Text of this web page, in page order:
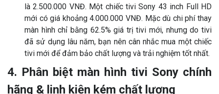
là 2.500.000 VNĐ. Một chiếc tivi Sony 43 inch Full HD
mới có giá khoảng 4.000.000 VNĐ. Mặc dù chi phí thay
màn hình chỉ bằng 62.5% giá trị tivi mới, nhưng do tivi
đã sử dụng lâu năm, bạn nên cân nhắc mua một chiếc
tivi mới để đảm bảo chất lượng và trải nghiệm tốt nhất.
4. Phân biệt màn hình tivi Sony chính
hãng & linh kiện kém chất lượng